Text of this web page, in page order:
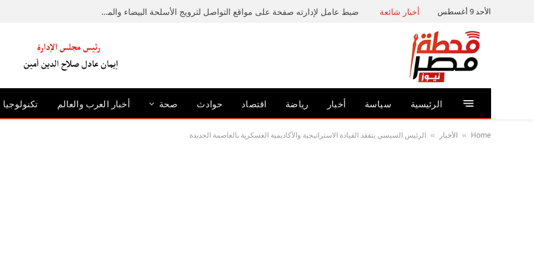
الأحد 9 أغسطس أخبار شائعة ضبط عامل لإدارته صفحة على مواقع التواصل لترويج الأسلحة البيضاء والمخدرات
الرئيسية سياسة أخبار رياضة اقتصاد حوادث صحة أخبار العرب والعالم تكنولوجيا
Home
» الأخبار » الرئيس السيسي يتفقد القيادة الاستراتيجية والأكاديمية العسكرية بالعاصمة الجديدة